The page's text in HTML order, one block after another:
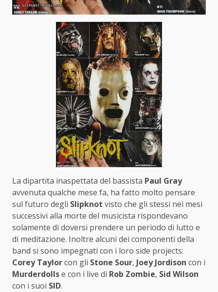
La dipartita inaspettata del bassista Paul Gray
avvenuta qualche mese fa, ha fatto molto pensare
sul futuro degli Slipknot visto che gli stessi nei mesi
successivi alla morte del musicista rispondevano
solamente di doversi prendere un periodo di lutto e
di meditazione. Inoltre alcuni dei componenti della
band si sono impegnati con i loro side projects:
Corey Taylorcon gli Stone Sour, Joey Jordison con i
Murderdollse con i live di Rob Zombie, Sid Wilson
con i suoi SID.